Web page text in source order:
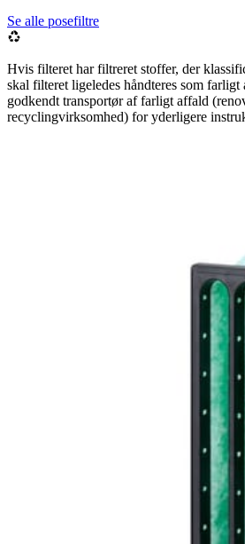
Se alle posefiltre
Hvis filteret har filtreret stoffer, der
skal filteret ligeledes håndteres som
godkendt transportør af farligt affald
recyclingvirksomhed) for yderligere